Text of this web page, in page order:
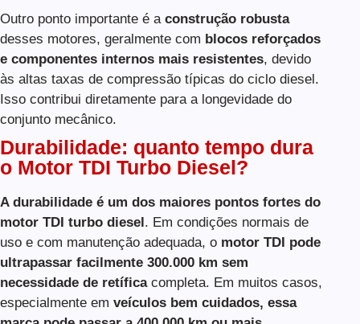
Outro ponto importante é a construção robusta
desses motores, geralmente com blocos reforçados
e componentes internos mais resistentes, devido
às altas taxas de compressão típicas do ciclo diesel.
Isso contribui diretamente para a longevidade do
conjunto mecânico.
Durabilidade: quanto tempo dura
o Motor TDI Turbo Diesel?
A durabilidade é um dos maiores pontos fortes do
motor TDI turbo diesel. Em condições normais de
uso e com manutenção adequada, o motor TDI pode
ultrapassar facilmente 300.000 km sem
necessidade de retíficacompleta. Em muitos casos,
especialmente em veículos bem cuidados, essa